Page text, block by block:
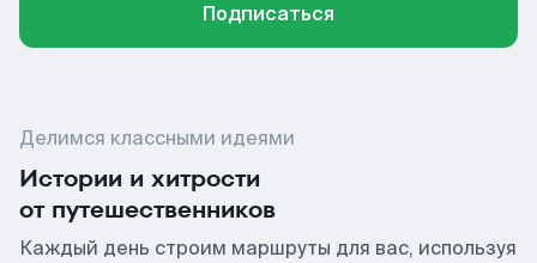
Подписаться
Делимся классными идеями
Истории и хитрости
от путешественников
Каждый день строим маршруты для вас, используя